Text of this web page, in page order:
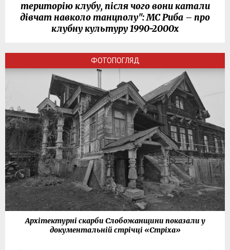
територію клубу, після чого вони катали
дівчат навколо танцполу": МС Риба – про
клубну культуру 1990-2000х
ФОТОПОГЛЯД
Архітектурні скарби Слобожанщини показали у
документальній стрічці «Стріха»